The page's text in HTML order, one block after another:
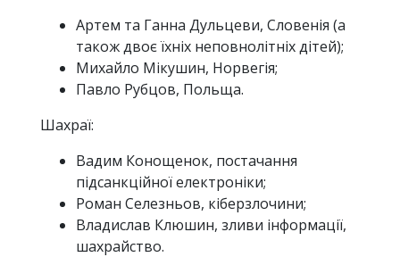
Артем та Ганна Дульцеви, Словенія (а
також двоє їхніх неповнолітніх дітей);
Михайло Мікушин, Норвегія;
Павло Рубцов, Польща.
Шахраї:
Вадим Конощенок, постачання
підсанкційної електроніки;
Роман Селезньов, кіберзлочини;
Владислав Клюшин, зливи інформації,
шахрайство.